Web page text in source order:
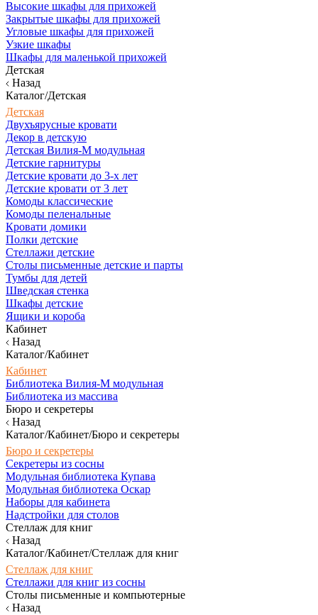
Высокие шкафы для прихожей
Закрытые шкафы для прихожей
Угловые шкафы для прихожей
Узкие шкафы
Шкафы для маленькой прихожей
Детская
Назад
Каталог/Детская
Детская
Двухъярусные кровати
Декор в детскую
Детская Вилия-М модульная
Детские гарнитуры
Детские кровати до 3-х лет
Детские кровати от 3 лет
Комоды классические
Комоды пеленальные
Кровати домики
Полки детские
Стеллажи детские
Столы письменные детские и парты
Тумбы для детей
Шведская стенка
Шкафы детские
Ящики и короба
Кабинет
Назад
Каталог/Кабинет
Кабинет
Библиотека Вилия-М модульная
Библиотека из массива
Бюро и секретеры
Назад
Каталог/Кабинет/Бюро и секретеры
Бюро и секретеры
Секретеры из сосны
Модульная библиотека Купава
Модульная библиотека Оскар
Наборы для кабинета
Надстройки для столов
Стеллаж для книг
Назад
Каталог/Кабинет/Стеллаж для книг
Стеллаж для книг
Стеллажи для книг из сосны
Столы письменные и компьютерные
Назад